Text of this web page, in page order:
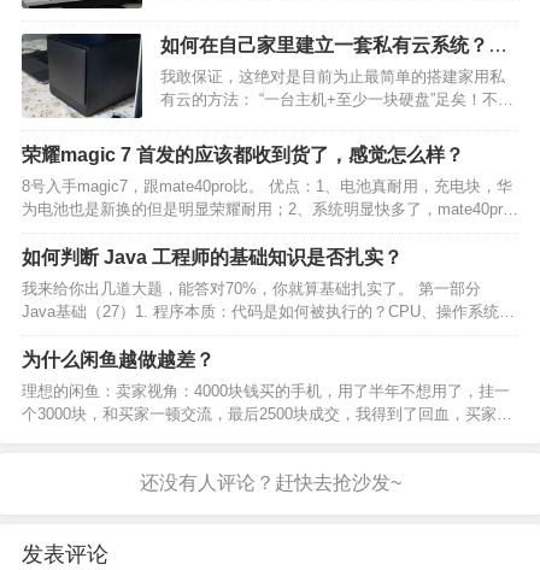
微的漏光，但在大多数情况下，这并不影响使用体
验。 相比之下，VA面板提供更高的对比度和更深的
黑色，增强…
如何在自己家里建立一套私有云系统？需
要哪些设备？
我敢保证，这绝对是目前为止最简单的搭建家用私
有云的方法： “一台主机+至少一块硬盘”足矣！不需
不到就能搭建好，帮你成功打开文件云储存新世界
的大门！还在单纯依靠网盘进行文件存储的朋友，
不是我吐槽哈，…
荣耀magic 7 首发的应该都收到货了，感觉怎么样？
8号入手magic7，跟mate40pro比。 优点：1、电池真耐用，充电块，华
为电池也是新换的但是明显荣耀耐用；2、系统明显快多了，mate40pro
下半年开始卡的不行，实在受不了了。3、声音、震动效果提升明显，指
纹反应灵敏很多。 缺点：…
如何判断 Java 工程师的基础知识是否扎实？
我来给你出几道大题，能答对70%，你就算基础扎实了。 第一部分
Java基础（27）1. 程序本质：代码是如何被执行的？CPU、操作系统、
虚拟机各司何职？2. 基础语法：从CPU角度看变量、数组、类型、运
算、跳转、函数等语法3. 引用类型：…
为什么闲鱼越做越差？
理想的闲鱼：卖家视角：4000块钱买的手机，用了半年不想用了，挂一
个3000块，和买家一顿交流，最后2500块成交，我得到了回血，买家得
发表评论